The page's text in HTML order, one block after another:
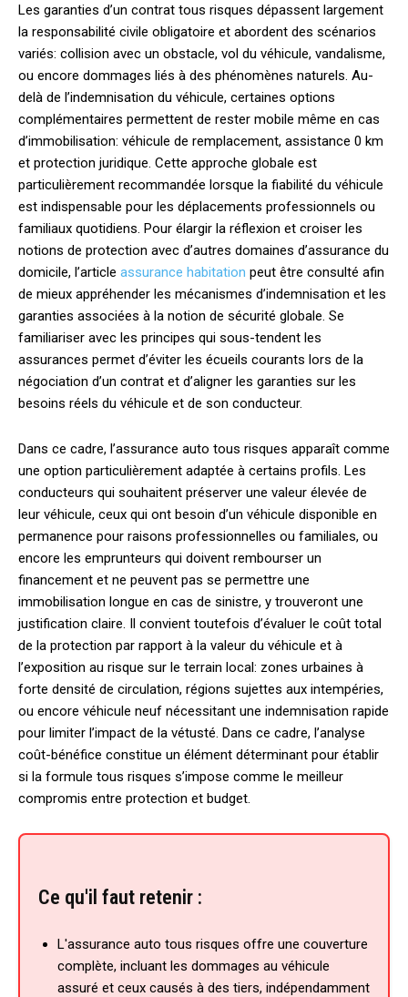
Les garanties d’un contrat tous risques dépassent largement
la responsabilité civile obligatoire et abordent des scénarios
variés: collision avec un obstacle, vol du véhicule, vandalisme,
ou encore dommages liés à des phénomènes naturels. Au-
delà de l’indemnisation du véhicule, certaines options
complémentaires permettent de rester mobile même en cas
d’immobilisation: véhicule de remplacement, assistance 0 km
et protection juridique. Cette approche globale est
particulièrement recommandée lorsque la fiabilité du véhicule
est indispensable pour les déplacements professionnels ou
familiaux quotidiens. Pour élargir la réflexion et croiser les
notions de protection avec d’autres domaines d’assurance du
domicile, l’article assurance habitation peut être consulté afin
de mieux appréhender les mécanismes d’indemnisation et les
garanties associées à la notion de sécurité globale. Se
familiariser avec les principes qui sous-tendent les
assurances permet d’éviter les écueils courants lors de la
négociation d’un contrat et d’aligner les garanties sur les
besoins réels du véhicule et de son conducteur.
Dans ce cadre, l’assurance auto tous risques apparaît comme
une option particulièrement adaptée à certains profils. Les
conducteurs qui souhaitent préserver une valeur élevée de
leur véhicule, ceux qui ont besoin d’un véhicule disponible en
permanence pour raisons professionnelles ou familiales, ou
encore les emprunteurs qui doivent rembourser un
financement et ne peuvent pas se permettre une
immobilisation longue en cas de sinistre, y trouveront une
justification claire. Il convient toutefois d’évaluer le coût total
de la protection par rapport à la valeur du véhicule et à
l’exposition au risque sur le terrain local: zones urbaines à
forte densité de circulation, régions sujettes aux intempéries,
ou encore véhicule neuf nécessitant une indemnisation rapide
pour limiter l’impact de la vétusté. Dans ce cadre, l’analyse
coût-bénéfice constitue un élément déterminant pour établir
si la formule tous risques s’impose comme le meilleur
compromis entre protection et budget.
Ce qu'il faut retenir :
L'assurance auto tous risques offre une couverture
complète, incluant les dommages au véhicule
assuré et ceux causés à des tiers, indépendamment